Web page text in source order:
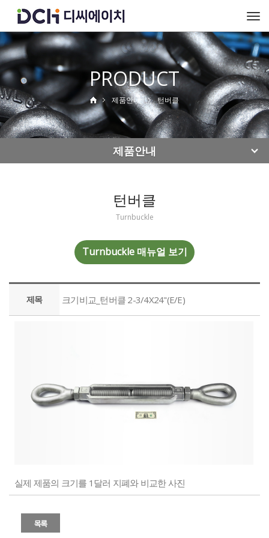
PRODUCT
제품안내 턴버클
제품안내
턴버클
Turnbuckle
Turnbuckle 매뉴얼 보기
제목 크기비교_턴버클 2-3/4X24"(E/E)
실제 제품의 크기를 1달러 지폐와 비교한 사진